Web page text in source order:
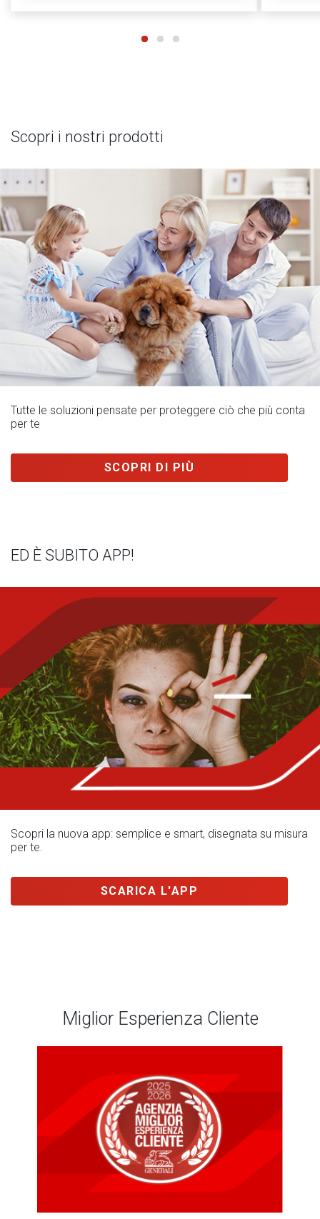
Scopri i nostri prodotti
Tutte le soluzioni pensate per proteggere ciò che più conta
per te
SCOPRI DI PIÙ
ED È SUBITO APP!
Scopri la nuova app: semplice e smart, disegnata su misura
per te.
SCARICA L'APP
Miglior Esperienza Cliente